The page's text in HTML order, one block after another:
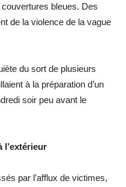
bleues. Des
de la violence de la vague
du sort de plusieurs
à la préparation d’un
soir peu avant le
l’extérieur
par l’afflux de victimes,